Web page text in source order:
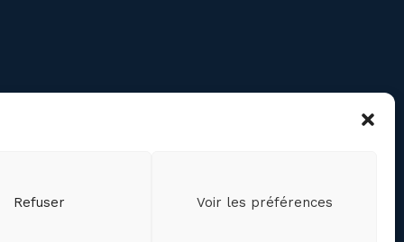
Refuser Voir les préférences
(CA)